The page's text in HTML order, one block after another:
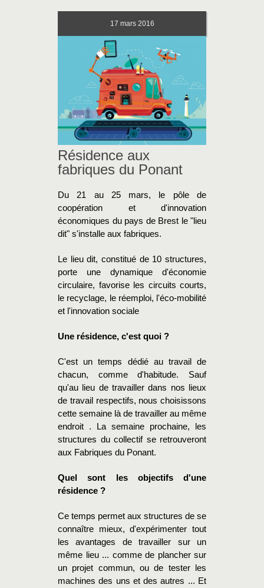
17 mars 2016
Résidence aux
fabriques du Ponant
Du 21 au 25 mars, le pôle de
coopération et d'innovation
économiques du pays de Brest le "lieu
dit" s'installe aux fabriques.
Le lieu dit, constitué de 10 structures,
porte une dynamique d'économie
circulaire, favorise les circuits courts,
le recyclage, le réemploi, l'éco-mobilité
et l'innovation sociale
Une résidence, c'est quoi ?
C'est un temps dédié au travail de
chacun, comme d'habitude. Sauf
qu'au lieu de travailler dans nos lieux
de travail respectifs, nous choisissons
cette semaine là de travailler au même
endroit . La semaine prochaine, les
structures du collectif se retrouveront
aux Fabriques du Ponant.
Quel sont les objectifs d'une
résidence ?
Ce temps permet aux structures de se
connaître mieux, d'expérimenter tout
les avantages de travailler sur un
même lieu ... comme de plancher sur
un projet commun, ou de tester les
machines des uns et des autres ... Et